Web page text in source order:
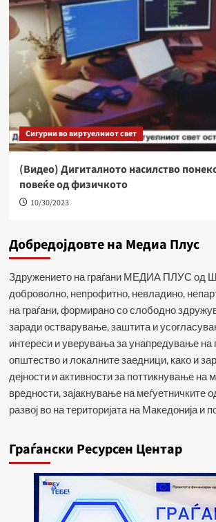
Сигурни во виртуелниот свет
(Видео) Дигиталното насилство
повеќе од физичкото
10/30/2023
Добредојдовте на Медиа Плус
Здружението на граѓани МЕДИА ПЛУС од
доброволно, непрофитно, невладино,
на граѓани, формирано со слободно
заради остварување, заштита и
интереси и уверувања за унапредување на
општество и локалните заедници, како и
дејности и активности за поттикнување на
вредности, зајакнување на меѓуетничките
развој во на територијата на Македонија и
Граѓански Ресурсен Центар